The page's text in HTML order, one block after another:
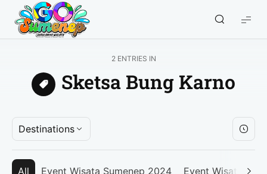
GO
Sumenep
Wisata
Sumenep
2 ENTRIES IN
Sketsa Bung Karno
Destinations
All Event Wisata Sumenep 2024 Event Wisata